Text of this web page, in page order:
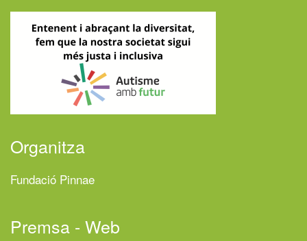
Organitza
Fundació Pinnae
Premsa - Web